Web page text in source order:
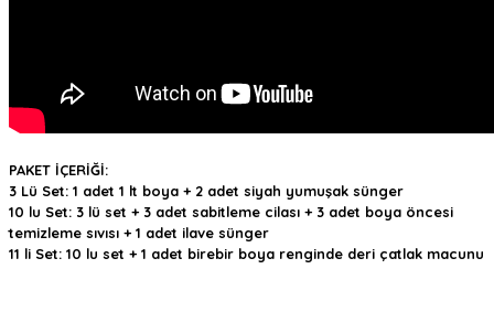
PAKET İÇERİĞİ:
3 Lü Set: 1 adet 1 lt boya + 2 adet siyah yumuşak sünger
10 lu Set: 3 lü set + 3 adet sabitleme cilası + 3 adet boya öncesi
temizleme sıvısı + 1 adet ilave sünger
11 li Set: 10 lu set + 1 adet birebir boya renginde deri çatlak macunu